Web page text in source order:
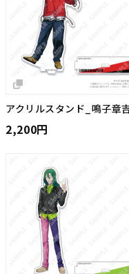
アクリルスタンド_鳴子章
2,200円